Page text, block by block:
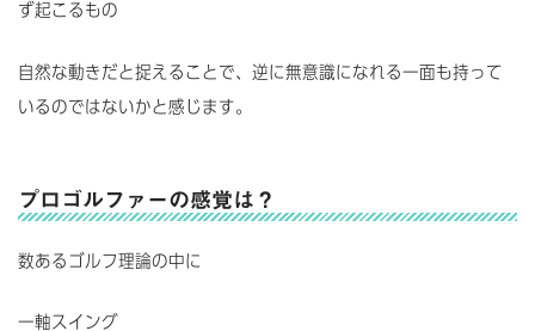
ず起こるもの
自然な動きだと捉えることで、逆に無意識になれる一面も持って
いるのではないかと感じます。
プロゴルファーの感覚は？
数あるゴルフ理論の中に
一軸スイング